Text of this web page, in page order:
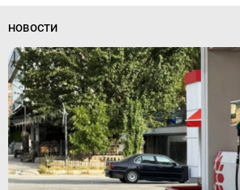
НОВОСТИ